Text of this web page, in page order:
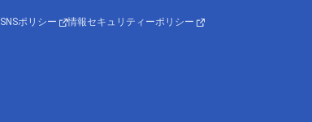
SNSポリシー 情報セキュリティーポリシー